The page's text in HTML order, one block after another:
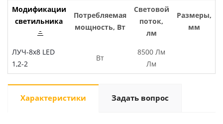
Модификации
светильника
Потребляемая
мощность, Вт
Световой
поток,
лм
Размеры,
мм
ЛУЧ-8х8 LED
1,2-2
Вт
8500 Лм
Лм
Характеристики Задать вопрос